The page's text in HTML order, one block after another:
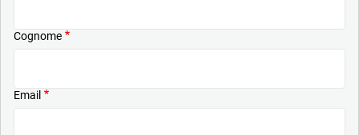
Cognome
Email